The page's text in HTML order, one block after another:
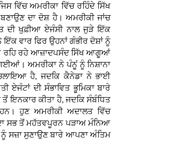
ਵਿੱਚ ਅਮਰੀਕਾ ਵਿੱਚ ਰਹਿੰਦੇ ਸਿੱਖ
ਦਾ ਦੋਸ਼ ਹੈ। ਅਮਰੀਕੀ ਜਾਂਚ
ਦੀ ਖੁਫ਼ੀਆ ਏਜੰਸੀ ਨਾਲ ਜੁੜੇ ਇੱਕ
ਵਾਰ ਫਿਰ ਉਹਨਾਂ ਗੰਭੀਰ ਦੋਸ਼ਾਂ ਨੂੰ
ਰਹਿ ਰਹੇ ਆਜ਼ਾਦਪਸੰਦ ਸਿੱਖ ਆਗੂਆਂ
ਅਮਰੀਕਾ ਨੇ ਪੰਨੂਂ ਨੂੰ ਨਿਸ਼ਾਨਾ
ਹੈ, ਜਦਕਿ ਕੈਨੇਡਾ ਨੇ ਭਾਈ
ਏਜੰਟਾਂ ਦੀ ਸੰਭਾਵਿਤ ਭੂਮਿਕਾ ਬਾਰੇ
ਇਨਕਾਰ ਕੀਤਾ ਹੈ, ਜਦਕਿ ਸੰਬੰਧਿਤ
ਹੁਣ ਅਮਰੀਕੀ ਅਦਾਲਤ ਵਿੱਚ
ਸਭ ਤੋਂ ਮਹੱਤਵਪੂਰਨ ਪੜਾਅ ਮੰਨਿਆ
ਨੂੰ ਸਜ਼ਾ ਸੁਣਾਉਣ ਬਾਰੇ ਆਪਣਾ ਅੰਤਿਮ